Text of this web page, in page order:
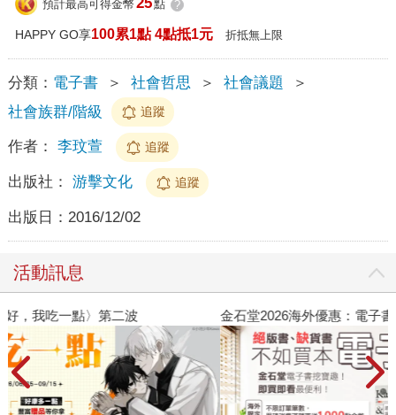
預計最高可得金幣 點 ?
HAPPY GO享100累1點 4點抵1元 折抵無上限
分類： 電子書 ＞ 社會哲思 ＞ 社會議題
＞
社會族群/階級
追蹤
作者： 李玟萱 追蹤
出版社： 游擊文化 追蹤
出版日： 2016/12/02
活動訊息
金石堂2026海外優惠：電子書